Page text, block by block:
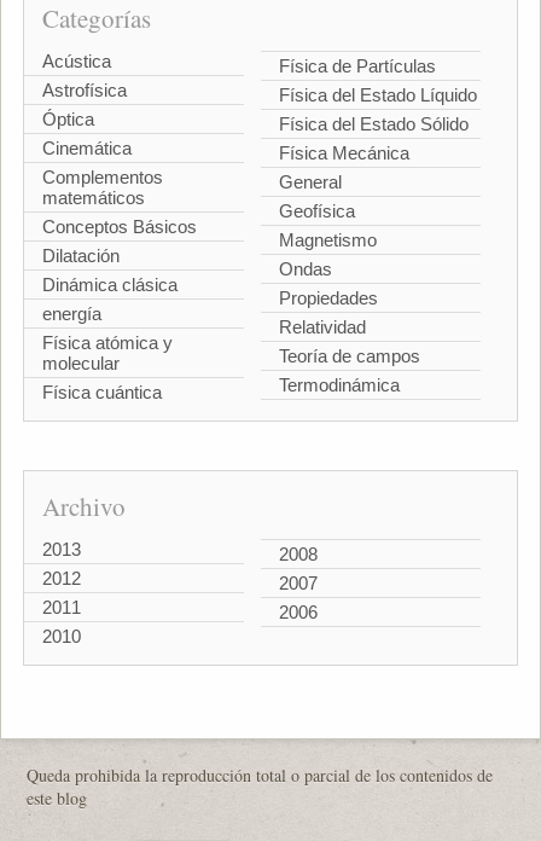
Categorías
Acústica
Astrofísica
Óptica
Cinemática
Complementos
matemáticos
Conceptos Básicos
Dilatación
Dinámica clásica
energía
Física atómica y
molecular
Física cuántica
Física de Partículas
Física del Estado Líquido
Física del Estado Sólido
Física Mecánica
General
Geofísica
Magnetismo
Ondas
Propiedades
Relatividad
Teoría de campos
Termodinámica
Archivo
2013
2012
2011
2010
2008
2007
2006
Queda prohibida la reproducción total o parcial de los contenidos de
este blog